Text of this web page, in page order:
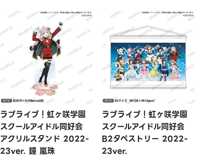
ラブライブ！虹ヶ咲学園
スクールアイドル同好会
アクリルスタンド 2022-
23ver. 鐘 嵐珠
ラブライブ！虹ヶ咲学園
スクールアイドル同好会
B2タペストリー 2022-
23ver.